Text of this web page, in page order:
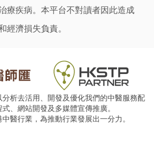
療疾病。本平台不對讀者因此造成
經濟損失負責。
析去活用、開發及優化我們的中醫服務配
、網站開發及多媒體宣傳推廣。
醫行業，為推動行業發展出一分力。